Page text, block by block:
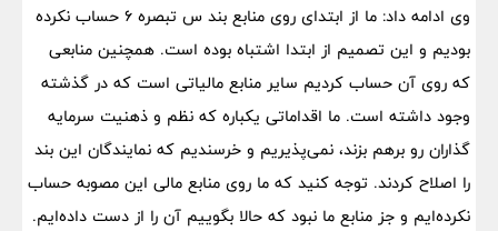
وی ادامه داد: ما از ابتدای روی منابع بند س تبصره ۶ حساب نکرده
بودیم و این تصمیم از ابتدا اشتباه بوده است. همچنین منابعی
که روی آن حساب کردیم سایر منابع مالیاتی است که در گذشته
وجود داشته است. ما اقداماتی یکباره که نظم و ذهنیت سرمایه
گذاران رو برهم بزند، نمی‌پذیریم و خرسندیم که نمایندگان این بند
را اصلاح کردند. توجه کنید که ما روی منابع مالی این مصوبه حساب
نکرده‌ایم و جز منابع ما نبود که حالا بگوییم آن را از دست داده‌ایم.